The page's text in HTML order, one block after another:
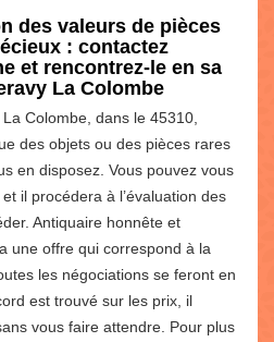
des valeurs de pièces
: contactez
et rencontrez-le en sa
La Colombe
Colombe, dans le 45310,
des objets ou des pièces rares
en disposez. Vous pouvez vous
il procédera à l’évaluation des
Antiquaire honnête et
une offre qui correspond à la
les négociations se feront en
est trouvé sur les prix, il
vous faire attendre. Pour plus